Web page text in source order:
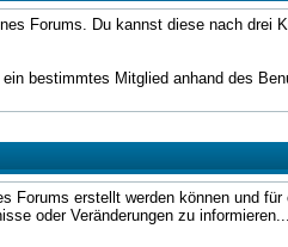
Forums. Du kannst diese nach drei
bestimmtes Mitglied anhand des
Forums erstellt werden können und
oder Veränderungen zu informieren...